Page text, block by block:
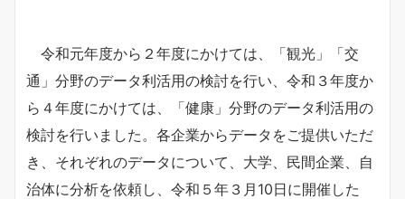
令和元年度から２年度にかけては、「観光」「交
通」分野のデータ利活用の検討を行い、令和３年度か
ら４年度にかけては、「健康」分野のデータ利活用の
検討を行いました。各企業からデータをご提供いただ
き、それぞれのデータについて、大学、民間企業、自
治体に分析を依頼し、令和５年３月10日に開催した